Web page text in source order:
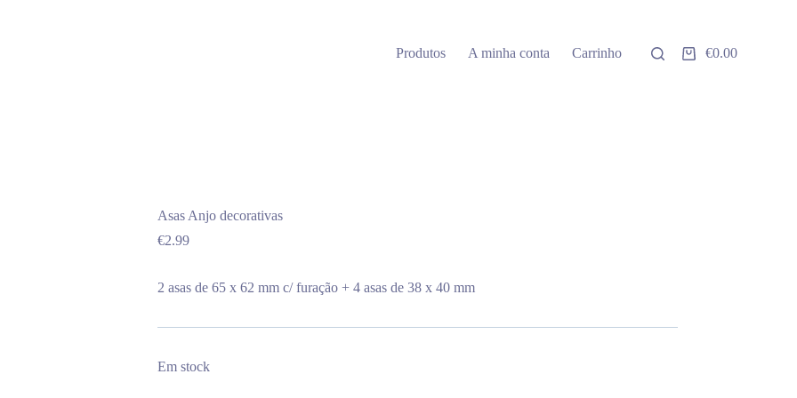
Produtos A minha conta Carrinho
Carrinho
€0.00
Asas Anjo decorativas
€2.99
2 asas de 65 x 62 mm c/ furação + 4 asas de 38 x 40 mm
Em stock